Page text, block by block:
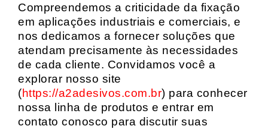
Compreendemos a criticidade da fixação
em aplicações industriais e comerciais, e
nos dedicamos a fornecer soluções que
atendam precisamente às necessidades
de cada cliente. Convidamos você a
explorar nosso site
(https://a2adesivos.com.br) para conhecer
nossa linha de produtos e entrar em
contato conosco para discutir suas